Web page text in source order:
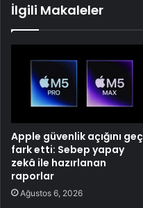
İlgili Makaleler
Apple güvenlik açığını geç
fark etti: Sebep yapay
zekâ ile hazırlanan
raporlar
Ağustos 6, 2026